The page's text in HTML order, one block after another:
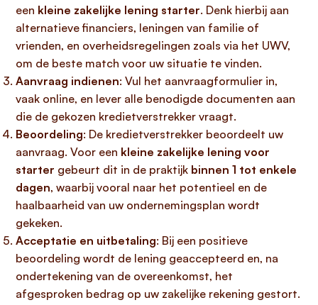
een kleine zakelijke lening starter. Denk hierbij aan
alternatieve financiers, leningen van familie of
vrienden, en overheidsregelingen zoals via het UWV,
om de beste match voor uw situatie te vinden.
Aanvraag indienen: Vul het aanvraagformulier in,
vaak online, en lever alle benodigde documenten aan
die de gekozen kredietverstrekker vraagt.
Beoordeling: De kredietverstrekker beoordeelt uw
aanvraag. Voor een kleine zakelijke lening voor
starter gebeurt dit in de praktijk binnen 1 tot enkele
dagen, waarbij vooral naar het potentieel en de
haalbaarheid van uw ondernemingsplan wordt
gekeken.
Acceptatie en uitbetaling: Bij een positieve
beoordeling wordt de lening geaccepteerd en, na
ondertekening van de overeenkomst, het
afgesproken bedrag op uw zakelijke rekening gestort.